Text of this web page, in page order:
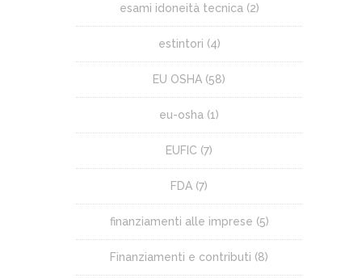
esami idoneità tecnica (2)
estintori (4)
EU OSHA (58)
eu-osha (1)
EUFIC (7)
FDA (7)
finanziamenti alle imprese (5)
Finanziamenti e contributi (8)